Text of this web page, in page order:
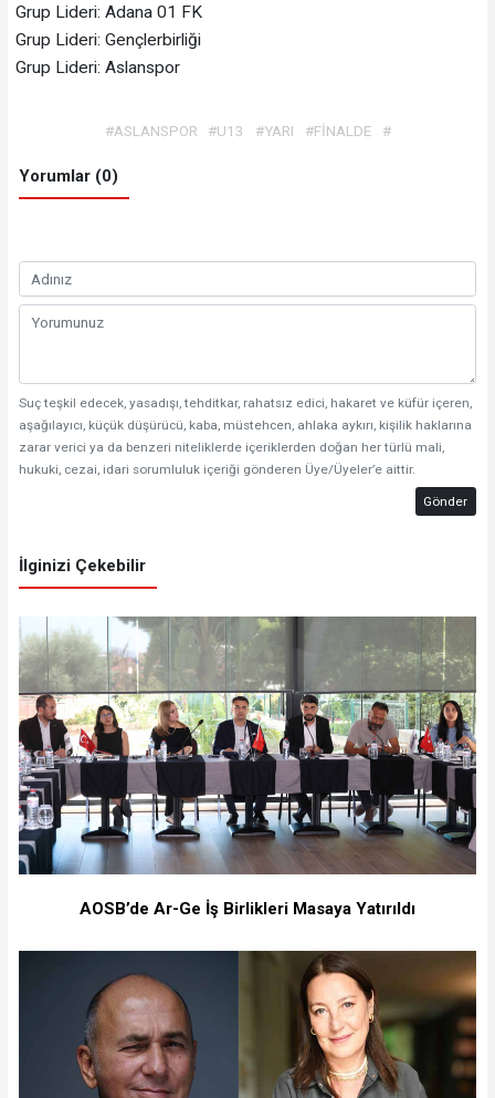
Grup Lideri: Adana 01 FK
Grup Lideri: Gençlerbirliği
Grup Lideri: Aslanspor
#ASLANSPOR #U13 #YARI #FİNALDE #
Yorumlar (0)
Suç teşkil edecek, yasadışı, tehditkar, rahatsız edici, hakaret ve küfür içeren,
aşağılayıcı, küçük düşürücü, kaba, müstehcen, ahlaka aykırı, kişilik haklarına
zarar verici ya da benzeri niteliklerde içeriklerden doğan her türlü mali,
hukuki, cezai, idari sorumluluk içeriği gönderen Üye/Üyeler’e aittir.
Gönder
İlginizi Çekebilir
AOSB’de Ar-Ge İş Birlikleri Masaya Yatırıldı